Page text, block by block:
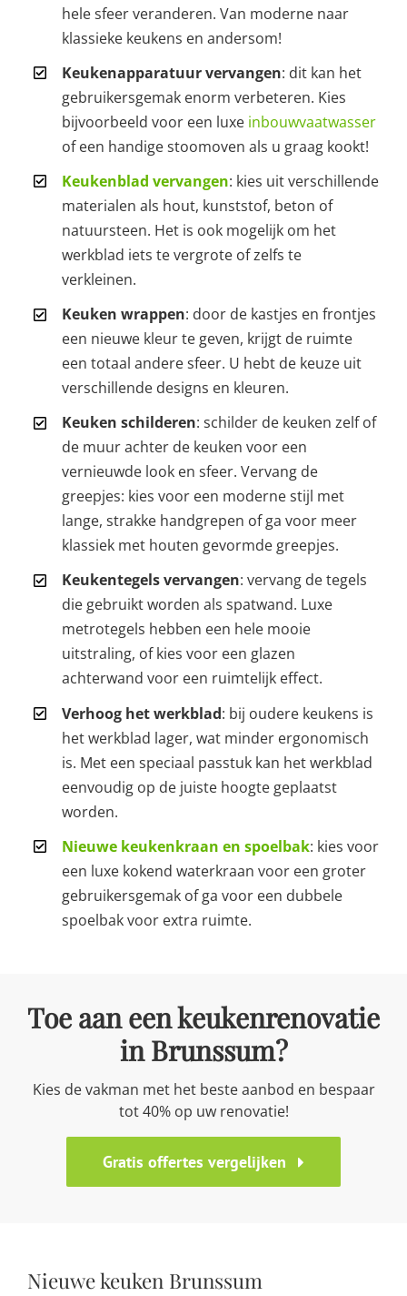
hele sfeer veranderen. Van moderne naar
klassieke keukens en andersom!
Keukenapparatuur vervangen: dit kan het
gebruikersgemak enorm verbeteren. Kies
bijvoorbeeld voor een luxe inbouwvaatwasser
of een handige stoomoven als u graag kookt!
Keukenblad vervangen: kies uit verschillende
materialen als hout, kunststof, beton of
natuursteen. Het is ook mogelijk om het
werkblad iets te vergrote of zelfs te
verkleinen.
Keuken wrappen: door de kastjes en frontjes
een nieuwe kleur te geven, krijgt de ruimte
een totaal andere sfeer. U hebt de keuze uit
verschillende designs en kleuren.
Keuken schilderen: schilder de keuken zelf of
de muur achter de keuken voor een
vernieuwde look en sfeer. Vervang de
greepjes: kies voor een moderne stijl met
lange, strakke handgrepen of ga voor meer
klassiek met houten gevormde greepjes.
Keukentegels vervangen: vervang de tegels
die gebruikt worden als spatwand. Luxe
metrotegels hebben een hele mooie
uitstraling, of kies voor een glazen
achterwand voor een ruimtelijk effect.
Verhoog het werkblad: bij oudere keukens is
het werkblad lager, wat minder ergonomisch
is. Met een speciaal passtuk kan het werkblad
eenvoudig op de juiste hoogte geplaatst
worden.
Nieuwe keukenkraan en spoelbak: kies voor
een luxe kokend waterkraan voor een groter
gebruikersgemak of ga voor een dubbele
spoelbak voor extra ruimte.
Toe aan een keukenrenovatie
in Brunssum?
Kies de vakman met het beste aanbod en bespaar
tot 40% op uw renovatie!
Gratis offertes vergelijken
Nieuwe keuken Brunssum